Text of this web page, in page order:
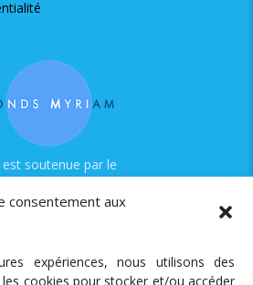
consentement aux
expériences, nous utilisons des
cookies pour stocker et/ou accéder
est soutenue par le